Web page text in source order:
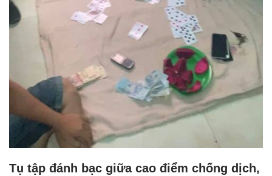
Tụ tập đánh bạc giữa cao điểm chống dịch,